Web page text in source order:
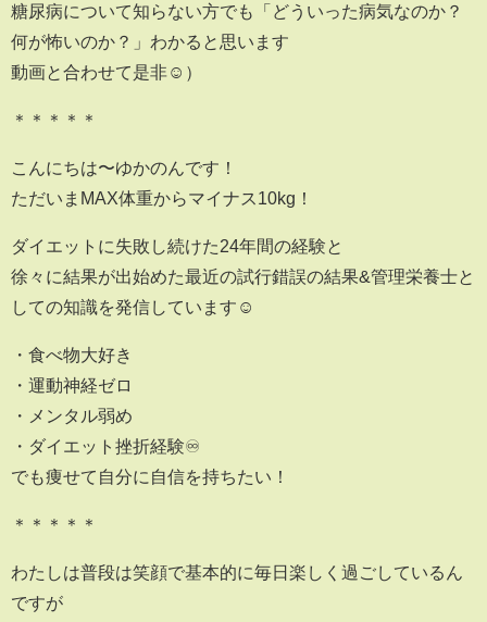
糖尿病について知らない方でも「どういった病気なのか？
何が怖いのか？」わかると思います
動画と合わせて是非☺️）
＊＊＊＊＊
こんにちは〜ゆかのんです！
ただいまMAX体重からマイナス10kg！
ダイエットに失敗し続けた24年間の経験と
徐々に結果が出始めた最近の試行錯誤の結果&管理栄養士と
しての知識を発信しています☺️
・食べ物大好き
・運動神経ゼロ
・メンタル弱め
・ダイエット挫折経験♾
でも痩せて自分に自信を持ちたい！
＊＊＊＊＊
わたしは普段は笑顔で基本的に毎日楽しく過ごしているん
ですが